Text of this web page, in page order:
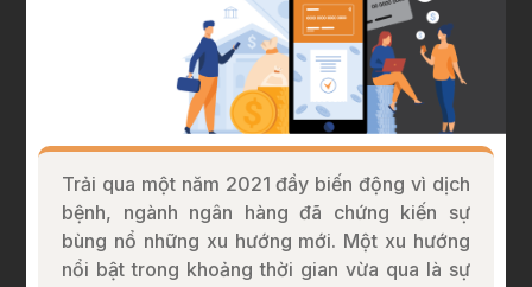
Trải qua một năm 2021 đầy biến động vì dịch
bệnh, ngành ngân hàng đã chứng kiến sự
bùng nổ những xu hướng mới. Một xu hướng
nổi bật trong khoảng thời gian vừa qua là sự